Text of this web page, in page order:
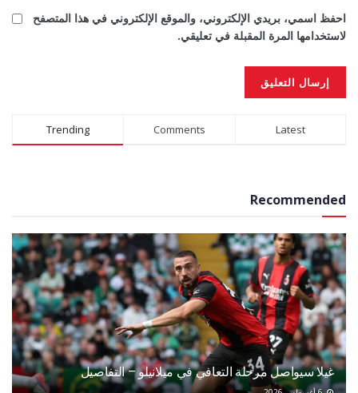
احفظ اسمي، بريدي الإلكتروني، والموقع الإلكتروني في هذا المتصفح
لاستخدامها المرة المقبلة في تعليقي.
Alternative:
Trending Comments Latest
Recommended
غيلا سيواصل مرحلة التعافي في ميلانيلو – التفاصيل